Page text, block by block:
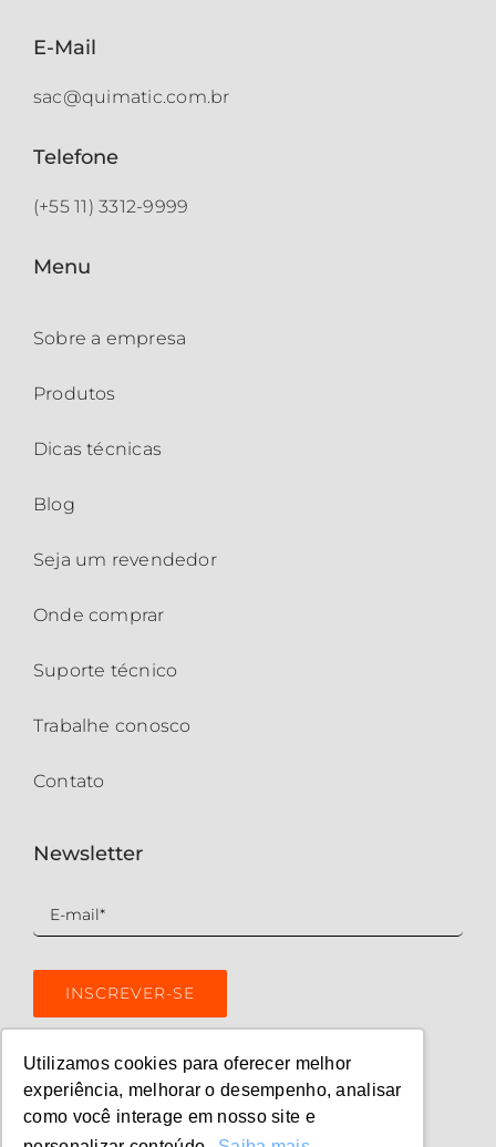
Utilizamos cookies para oferecer melhor
experiência, melhorar o desempenho, analisar
como você interage em nosso site e
E-Mail
sac@quimatic.com.br
Telefone
(+55 11) 3312-9999
Menu
Sobre a empresa
Produtos
Dicas técnicas
Blog
Seja um revendedor
Onde comprar
Suporte técnico
Trabalhe conosco
Contato
Newsletter